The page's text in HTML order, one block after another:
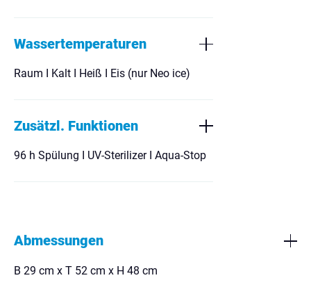
Wassertemperaturen
Raum I Kalt I Heiß I Eis (nur Neo ice)
Zusätzl. Funktionen
96 h Spülung I UV-Sterilizer I Aqua-Stop
Abmessungen
B 29 cm x T 52 cm x H 48 cm